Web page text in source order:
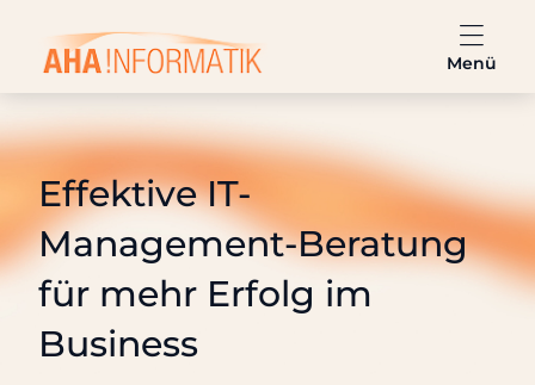
content
Menü
IT-Management
IT-Projektmanagement
IT-Resilienz & Notfallvorsorge
IT-Sicherheit
Effektive IT-
Management-Beratung
für mehr Erfolg im
Business